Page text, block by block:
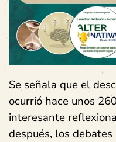
Se señala que el
ocurrió hace unos
interesante
después, los